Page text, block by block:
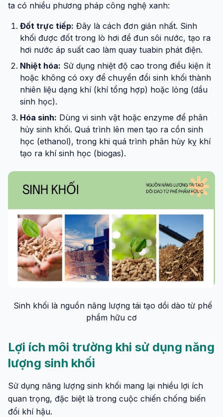
ta có nhiều phương pháp công nghệ xanh:
Đốt trực tiếp: Đây là cách đơn giản nhất. Sinh
khối được đốt trong lò hơi để đun sôi nước, tạo ra
hơi nước áp suất cao làm quay tuabin phát điện.
Nhiệt hóa: Sử dụng nhiệt độ cao trong điều kiện ít
hoặc không có oxy để chuyển đổi sinh khối thành
nhiên liệu dạng khí (khí tổng hợp) hoặc lỏng (dầu
sinh học).
Hóa sinh: Dùng vi sinh vật hoặc enzyme để phân
hủy sinh khối. Quá trình lên men tạo ra cồn sinh
học (ethanol), trong khi quá trình phân hủy kỵ khí
tạo ra khí sinh học (biogas).
Sinh khối là nguồn năng lượng tái tạo dồi dào từ phế
phẩm hữu cơ
Lợi ích môi trường khi sử dụng năng
lượng sinh khối
Sử dụng năng lượng sinh khối mang lại nhiều lợi ích
quan trọng, đặc biệt là trong cuộc chiến chống biến
đổi khí hậu.